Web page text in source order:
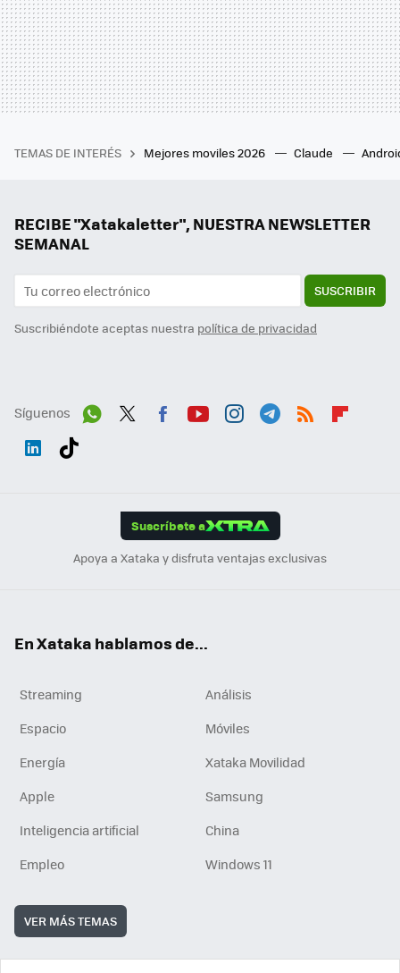
TEMAS DE INTERÉS Mejores moviles 2026 Claude
RECIBE "Xatakaletter", NUESTRA NEWSLETTER
SEMANAL
SUSCRIBIR
Suscribiéndote aceptas nuestra política de privacidad
Síguenos
Suscríbete a
Apoya a Xataka y disfruta ventajas exclusivas
En Xataka hablamos de...
Streaming
Análisis
Espacio
Móviles
Energía
Xataka Movilidad
Apple
Samsung
Inteligencia artificial
China
Empleo
Windows 11
VER MÁS TEMAS